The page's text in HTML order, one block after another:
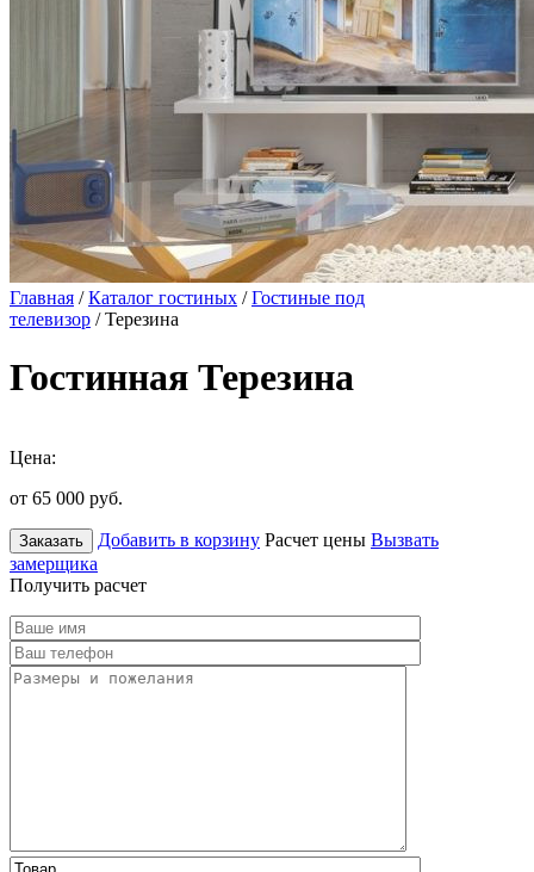
Главная /Каталог гостиных /Гостиные под
телевизор / Терезина
Гостинная Терезина
Цена:
от 65 000 руб.
Заказать Добавить в корзину Расчет цены Вызвать
замерщика
Получить расчет